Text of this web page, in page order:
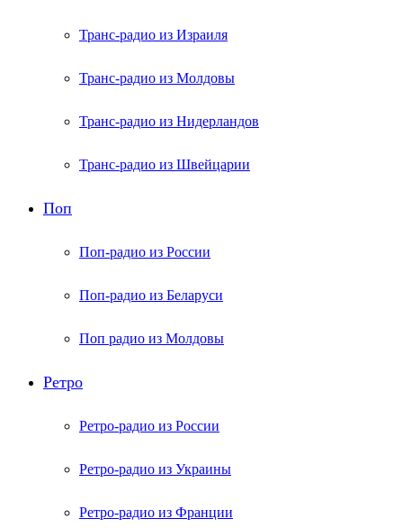
Транс-радио из Израиля
Транс-радио из Молдовы
Транс-радио из Нидерландов
Транс-радио из Швейцарии
Поп
Поп-радио из России
Поп-радио из Беларуси
Поп радио из Молдовы
Ретро
Ретро-радио из России
Ретро-радио из Украины
Ретро-радио из Франции